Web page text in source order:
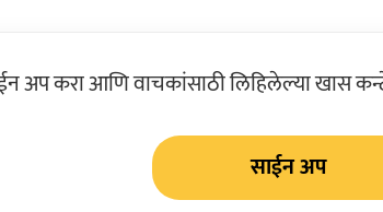
अप करा आणि वाचकांसाठी लिहिलेल्या खास
साईन अप